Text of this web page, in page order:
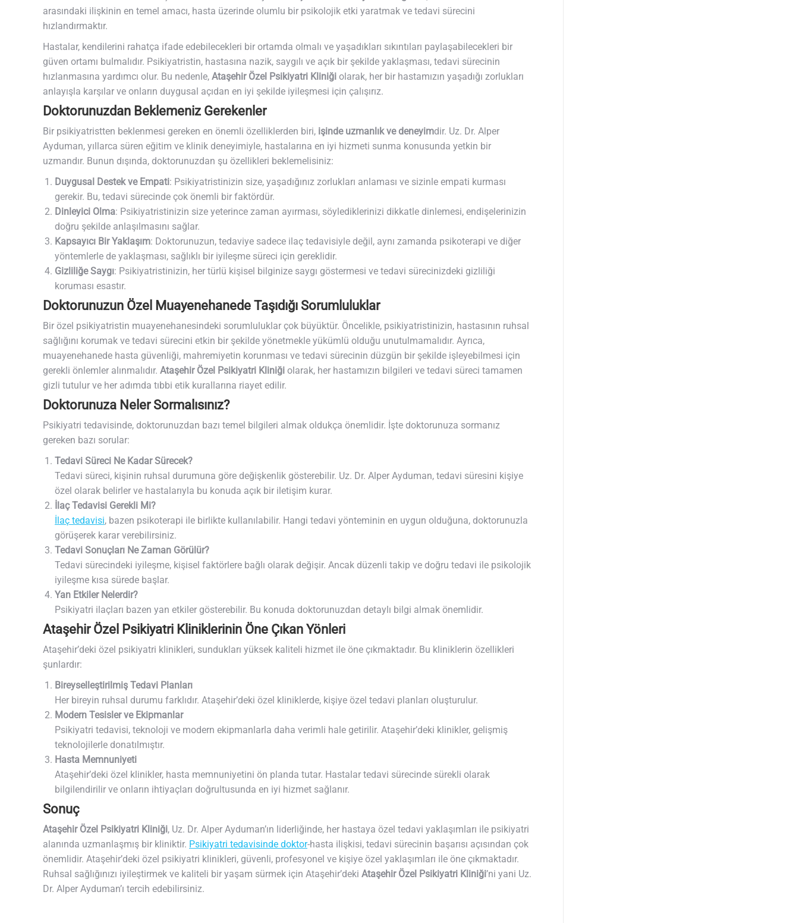
arasındaki ilişkinin en temel amacı, hasta üzerinde olumlu bir psikolojik etki yaratmak ve tedavi sürecini
hızlandırmaktır.
Hastalar, kendilerini rahatça ifade edebilecekleri bir ortamda olmalı ve yaşadıkları sıkıntıları paylaşabilecekleri bir
güven ortamı bulmalıdır. Psikiyatristin, hastasına nazik, saygılı ve açık bir şekilde yaklaşması, tedavi sürecinin
hızlanmasına yardımcı olur. Bu nedenle, Ataşehir Özel Psikiyatri Kliniği olarak, her bir hastamızın yaşadığı zorlukları
anlayışla karşılar ve onların duygusal açıdan en iyi şekilde iyileşmesi için çalışırız.
Doktorunuzdan Beklemeniz Gerekenler
Bir psikiyatristten beklenmesi gereken en önemli özelliklerden biri, işinde uzmanlık ve deneyimdir. Uz. Dr. Alper
Ayduman, yıllarca süren eğitim ve klinik deneyimiyle, hastalarına en iyi hizmeti sunma konusunda yetkin bir
uzmandır. Bunun dışında, doktorunuzdan şu özellikleri beklemelisiniz:
Duygusal Destek ve Empati: Psikiyatristinizin size, yaşadığınız zorlukları anlaması ve sizinle empati kurması
gerekir. Bu, tedavi sürecinde çok önemli bir faktördür.
Dinleyici Olma: Psikiyatristinizin size yeterince zaman ayırması, söylediklerinizi dikkatle dinlemesi, endişelerinizin
doğru şekilde anlaşılmasını sağlar.
Kapsayıcı Bir Yaklaşım: Doktorunuzun, tedaviye sadece ilaç tedavisiyle değil, aynı zamanda psikoterapi ve diğer
yöntemlerle de yaklaşması, sağlıklı bir iyileşme süreci için gereklidir.
Gizliliğe Saygı: Psikiyatristinizin, her türlü kişisel bilginize saygı göstermesi ve tedavi sürecinizdeki gizliliği
koruması esastır.
Doktorunuzun Özel Muayenehanede Taşıdığı Sorumluluklar
Bir özel psikiyatristin muayenehanesindeki sorumluluklar çok büyüktür. Öncelikle, psikiyatristinizin, hastasının ruhsal
sağlığını korumak ve tedavi sürecini etkin bir şekilde yönetmekle yükümlü olduğu unutulmamalıdır. Ayrıca,
muayenehanede hasta güvenliği, mahremiyetin korunması ve tedavi sürecinin düzgün bir şekilde işleyebilmesi için
gerekli önlemler alınmalıdır. Ataşehir Özel Psikiyatri Kliniği olarak, her hastamızın bilgileri ve tedavi süreci tamamen
gizli tutulur ve her adımda tıbbi etik kurallarına riayet edilir.
Doktorunuza Neler Sormalısınız?
Psikiyatri tedavisinde, doktorunuzdan bazı temel bilgileri almak oldukça önemlidir. İşte doktorunuza sormanız
gereken bazı sorular:
Tedavi Süreci Ne Kadar Sürecek?
Tedavi süreci, kişinin ruhsal durumuna göre değişkenlik gösterebilir. Uz. Dr. Alper Ayduman, tedavi süresini kişiye
özel olarak belirler ve hastalarıyla bu konuda açık bir iletişim kurar.
İlaç Tedavisi Gerekli Mi?
İlaç tedavisi, bazen psikoterapi ile birlikte kullanılabilir. Hangi tedavi yönteminin en uygun olduğuna, doktorunuzla
görüşerek karar verebilirsiniz.
Tedavi Sonuçları Ne Zaman Görülür?
Tedavi sürecindeki iyileşme, kişisel faktörlere bağlı olarak değişir. Ancak düzenli takip ve doğru tedavi ile psikolojik
iyileşme kısa sürede başlar.
Yan Etkiler Nelerdir?
Psikiyatri ilaçları bazen yan etkiler gösterebilir. Bu konuda doktorunuzdan detaylı bilgi almak önemlidir.
Ataşehir Özel Psikiyatri Kliniklerinin Öne Çıkan Yönleri
Ataşehir’deki özel psikiyatri klinikleri, sundukları yüksek kaliteli hizmet ile öne çıkmaktadır. Bu kliniklerin özellikleri
şunlardır:
Bireyselleştirilmiş Tedavi Planları
Her bireyin ruhsal durumu farklıdır. Ataşehir’deki özel kliniklerde, kişiye özel tedavi planları oluşturulur.
Modern Tesisler ve Ekipmanlar
Psikiyatri tedavisi, teknoloji ve modern ekipmanlarla daha verimli hale getirilir. Ataşehir’deki klinikler, gelişmiş
teknolojilerle donatılmıştır.
Hasta Memnuniyeti
Ataşehir’deki özel klinikler, hasta memnuniyetini ön planda tutar. Hastalar tedavi sürecinde sürekli olarak
bilgilendirilir ve onların ihtiyaçları doğrultusunda en iyi hizmet sağlanır.
Sonuç
Ataşehir Özel Psikiyatri Kliniği, Uz. Dr. Alper Ayduman’ın liderliğinde, her hastaya özel tedavi yaklaşımları ile psikiyatri
alanında uzmanlaşmış bir kliniktir. Psikiyatri tedavisinde doktor-hasta ilişkisi, tedavi sürecinin başarısı açısından çok
önemlidir. Ataşehir’deki özel psikiyatri klinikleri, güvenli, profesyonel ve kişiye özel yaklaşımları ile öne çıkmaktadır.
Ruhsal sağlığınızı iyileştirmek ve kaliteli bir yaşam sürmek için Ataşehir’deki Ataşehir Özel Psikiyatri Kliniği’ni yani Uz.
Dr. Alper Ayduman’ı tercih edebilirsiniz.